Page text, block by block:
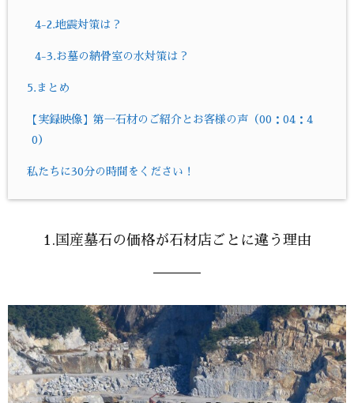
4-2.地震対策は？
4-3.お墓の納骨室の水対策は？
5.まとめ
【実録映像】第一石材のご紹介とお客様の声（00：04：4
0）
私たちに30分の時間をください！
1.国産墓石の価格が石材店ごとに違う理由